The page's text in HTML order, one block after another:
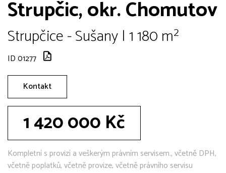
Strupčic, okr. Chomutov
Strupčice - Sušany | 1 180 m²
ID 01277
Kontakt
1 420 000 Kč
Kompletní s provizí a veškerým právním servisem., včetně DPH,
včetně poplatků, včetně provize, včetně právního servisu